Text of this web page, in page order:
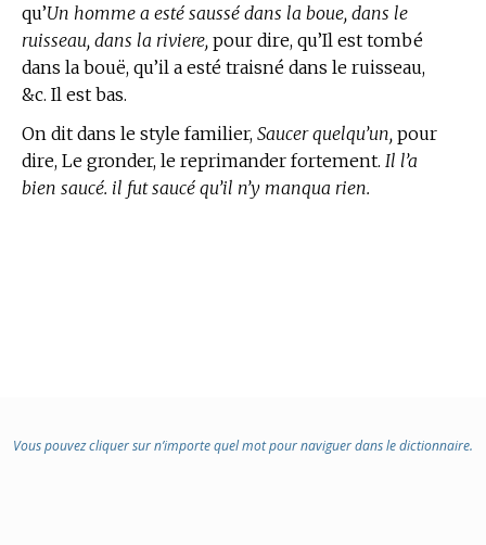
qu’Un homme a esté saussé dans la boue, dans le
ruisseau, dans la riviere, pour dire, qu’Il est tombé
dans la bouë, qu’il a esté traisné dans le ruisseau,
&c. Il est bas.
On dit dans le style familier, Saucer quelqu’un, pour
dire, Le gronder, le reprimander fortement. Il l’a
bien saucé. il fut saucé qu’il n’y manqua rien.
Vous pouvez cliquer sur n’importe quel mot pour naviguer dans le dictionnaire.